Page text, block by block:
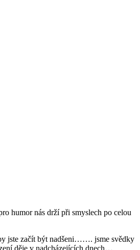
humor nás drží při smyslech po celou
jste začít být nadšeni……. jsme svědky